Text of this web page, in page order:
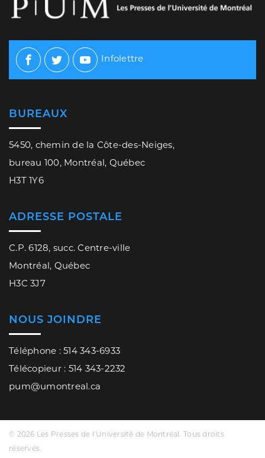
Facebook
TwitterYoutube
Infolettre
BUREAUX
5450, chemin de la Côte-des-Neiges,
bureau 100, Montréal, Québec
H3T 1Y6
ADRESSE POSTALE
C.P. 6128, succ. Centre-ville
Montréal, Québec
H3C 3J7
NOUS JOINDRE
Téléphone : 514 343-6933
Télécopieur : 514 343-2232
pum@umontreal.ca
© 2026 Les Presses de l’Université de Montréal. Tous droits
réservés.